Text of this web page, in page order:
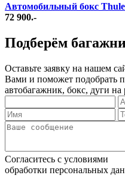
Автомобильный бокс
72 900.-
Подберём
Оставьте заявку на нашем
Вами и поможет подобрать
автобагажник, бокс, дуги
Согласитесь с условиями
обработки персональных